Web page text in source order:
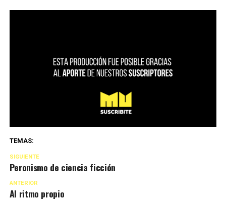
TEMAS:
SIGUIENTE
Peronismo de ciencia ficción
ANTERIOR
Al ritmo propio